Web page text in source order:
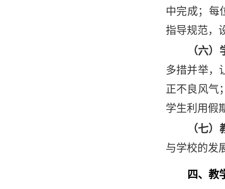
中完成；每
指导规范，
（六
多措并举，
正不良风气
学生利用假
（七
与学校的发
四、教